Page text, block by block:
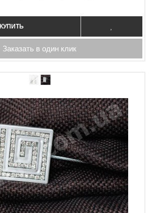
КУПИТЬ
Заказать в один клик